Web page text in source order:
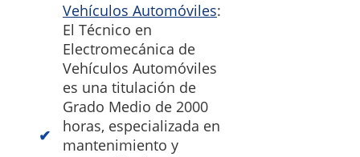
Vehículos Automóviles:
El Técnico en
Electromecánica de
Vehículos Automóviles
es una titulación de
Grado Medio de 2000
horas, especializada en
mantenimiento y